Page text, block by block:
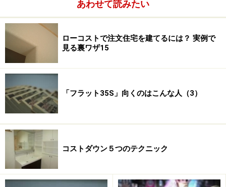
次の(1)から(5)までのうち、いずれか１つ以上の基準を満
たす住宅であること。
≪省エネルギー性≫
(1)「エネルギーの使用の合理化に関する法律」に基づく
「住宅事業建築主の判断の基準（通称トップランナー基
準）」に適合する住宅（一戸建てに限る。）
(2) 認定低炭素住宅（平成24年12月より追加）
≪耐久性・可変性≫
≪耐震性≫
(4) 耐震等級（構造躯体の倒壊等防止）３の住宅
≪バリアフリー性≫
(5) 高齢者等配慮対策等級４以上の住宅（共同住宅の専用
あわせて読みたい
ローコストで注文住宅を建てるには？ 実例で
見る裏ワザ15
「フラット35S」向くのはこんな人（3）
コストダウン５つのテクニック